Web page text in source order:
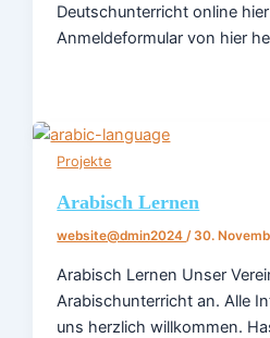
Deutschunterricht online
Anmeldeformular von hier
Projekte
Arabisch Lernen
website@dmin2024/ 30.
Arabisch Lernen Unser
Arabischunterricht an. Alle
uns herzlich willkommen.